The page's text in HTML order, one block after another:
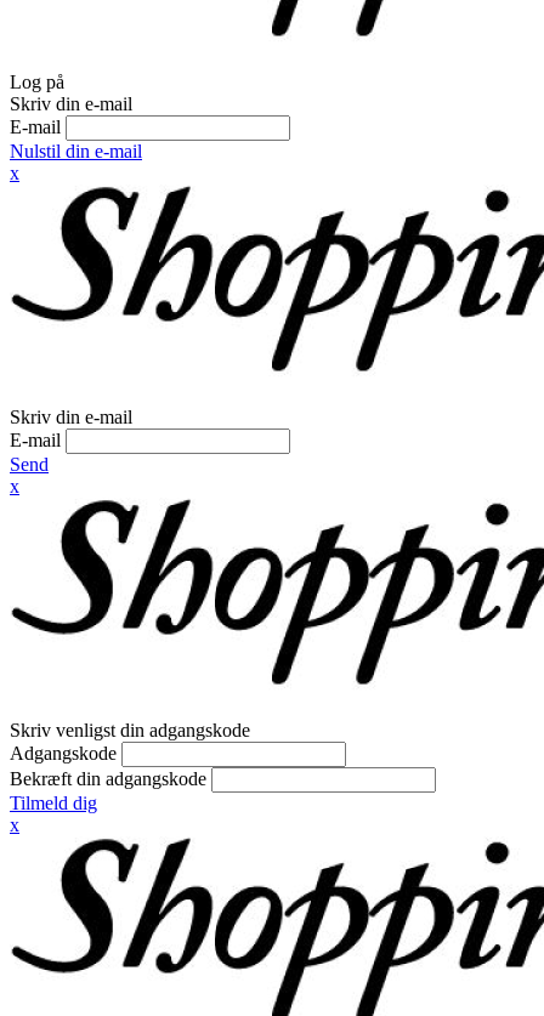
Log på
Skriv din e-mail
E-mail
Nulstil din e-mail
x
Skriv din e-mail
E-mail
Send
x
Skriv venligst din adgangskode
Adgangskode
Bekræft din adgangskode
Tilmeld dig
x